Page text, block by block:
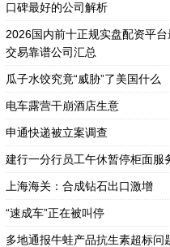
口碑最好的公司解析
2026国内前十正规实盘配资平
交易靠谱公司汇总
瓜子水饺究竟“威胁”了美国什么
电车露营干崩酒店生意
申通快递被立案调查
建行一分行员工午休暂停柜面服
上海海关：合成钻石出口激增
“速成车”正在被叫停
多地通报牛蛙产品抗生素超标问